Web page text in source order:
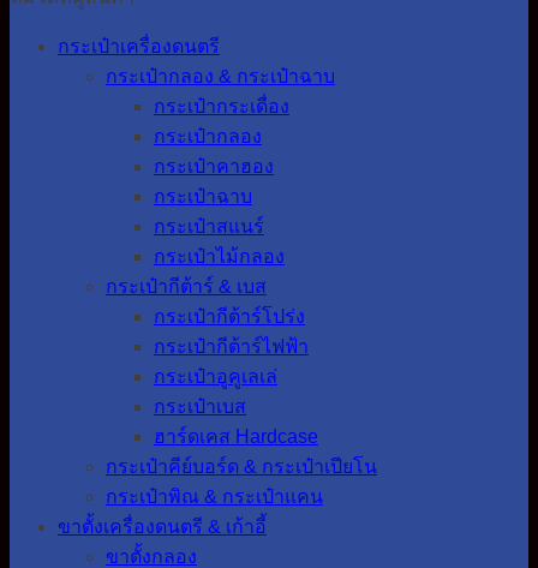
กระเป๋าเครื่องดนตรี
กระเป๋ากลอง & กระเป๋าฉาบ
กระเป๋ากระเดื่อง
กระเป๋ากลอง
กระเป๋าคาฮอง
กระเป๋าฉาบ
กระเป๋าสแนร์
กระเป๋าไม้กลอง
กระเป๋ากีต้าร์ & เบส
กระเป๋ากีต้าร์โปร่ง
กระเป๋ากีต้าร์ไฟฟ้า
กระเป๋าอูคูเลเล่
กระเป๋าเบส
ฮาร์ดเคส Hardcase
กระเป๋าคีย์บอร์ด & กระเป๋าเปียโน
กระเป๋าพิณ & กระเป๋าแคน
ขาตั้งเครื่องดนตรี & เก้าอี้
ขาตั้งกลอง